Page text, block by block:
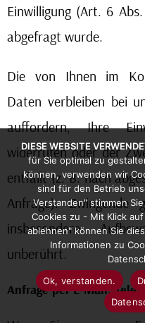
Einwilligung (Art. 6
abgefragt wurde.
Die von Ihnen im
Daten verbleiben bei
auffordern, Ihre
widerrufen oder der
entfällt (z. B. nach
Anfrage). Zwingende
insbesondere
unberührt.
Anfrage per E-Mail,
DIESE WEBSITE
für Sie optimal zu
können, verwenden wir
sind für den Betrieb
Verstanden" stimmen
Cookies zu - Mit Klick
ablehnen" können Sie
Informationen zu
Ok, verstanden.